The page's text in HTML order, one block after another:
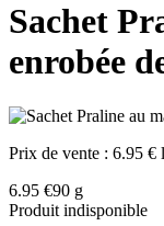
Sachet
enrobée
Prix de vente : 6.95 €
6.95 €90 g
Produit indisponible